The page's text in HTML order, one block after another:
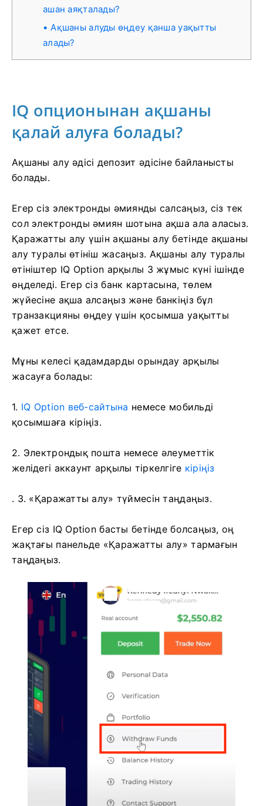
ашан аяқталады?
Ақшаны алуды өңдеу қанша уақытты
алады?
IQ опционынан ақшаны
қалай алуға болады?
Ақшаны алу әдісі депозит әдісіне байланысты
болады.
Егер сіз электронды әмиянды салсаңыз, сіз тек
сол электронды әмиян шотына ақша ала аласыз.
Қаражатты алу үшін ақшаны алу бетінде ақшаны
алу туралы өтініш жасаңыз. Ақшаны алу туралы
өтініштер IQ Option арқылы 3 жұмыс күні ішінде
өңделеді. Егер сіз банк картасына, төлем
жүйесіне ақша алсаңыз және банкіңіз бұл
транзакцияны өңдеу үшін қосымша уақытты
қажет етсе.
Мұны келесі қадамдарды орындау арқылы
жасауға болады:
1. IQ Option веб-сайтына немесе мобильді
қосымшаға кіріңіз.
2. Электрондық пошта немесе әлеуметтік
желідегі аккаунт арқылы тіркелгіге кіріңіз
. 3. «Қаражатты алу» түймесін таңдаңыз.
Егер сіз IQ Option басты бетінде болсаңыз, оң
жақтағы панельде «Қаражатты алу» тармағын
таңдаңыз.